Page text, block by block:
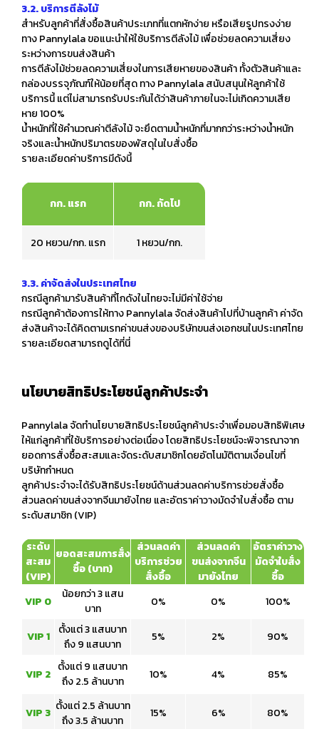
3.2. บริการตีลังไม้
สำหรับลูกค้าที่สั่งซื้อสินค้าประเภทที่แตกหักง่าย หรือเสียรูปทรงง่าย
ทาง Pannylala ขอแนะนำให้ใช้บริการตีลังไม้ เพื่อช่วยลดความเสี่ยง
ระหว่างการขนส่งสินค้า
การตีลังไม้ช่วยลดความเสี่ยงในการเสียหายของสินค้า ทั้งตัวสินค้าและ
กล่องบรรจุภัณฑ์ให้น้อยที่สุด ทาง Pannylala สนับสนุนให้ลูกค้าใช้
บริการนี้ แต่ไม่สามารถรับประกันได้ว่าสินค้าภายในจะไม่เกิดความเสีย
หาย 100%
น้ำหนักที่ใช้คำนวณค่าตีลังไม้ จะยึดตามน้ำหนักที่มากกว่าระหว่างน้ำหนัก
จริงและน้ำหนักปริมาตรของพัสดุในใบสั่งซื้อ
รายละเอียดค่าบริการมีดังนี้
กก. แรก กก. ถัดไป
20 หยวน/กก. แรก 1 หยวน/กก.
3.3. ค่าจัดส่งในประเทศไทย
กรณีลูกค้ามารับสินค้าที่โกดังในไทยจะไม่มีค่าใช้จ่าย
กรณีลูกค้าต้องการให้ทาง Pannylala จัดส่งสินค้าไปที่บ้านลูกค้า ค่าจัด
ส่งสินค้าจะได้คิดตามเรทค่าขนส่งของบริษัทขนส่งเอกชนในประเทศไทย
รายละเอียดสามารถดูได้ที่นี่
นโยบายสิทธิประโยชน์ลูกค้าประจำ
Pannylala จัดทำนโยบายสิทธิประโยชน์ลูกค้าประจำเพื่อมอบสิทธิพิเศษ
ให้แก่ลูกค้าที่ใช้บริการอย่างต่อเนื่อง โดยสิทธิประโยชน์จะพิจารณาจาก
ยอดการสั่งซื้อสะสมและจัดระดับสมาชิกโดยอัตโนมัติตามเงื่อนไขที่
บริษัทกำหนด
ลูกค้าประจำจะได้รับสิทธิประโยชน์ด้านส่วนลดค่าบริการช่วยสั่งซื้อ
ส่วนลดค่าขนส่งจากจีนมายังไทย และอัตราค่าวางมัดจำใบสั่งซื้อ ตาม
ระดับสมาชิก (VIP)
ระดับ
สะสม
(VIP)
ยอดสะสมการสั่ง
ซื้อ (บาท)
ส่วนลดค่า
บริการช่วย
สั่งซื้อ
ส่วนลดค่า
ขนส่งจากจีน
มายังไทย
อัตราค่าวาง
มัดจำใบสั่ง
ซื้อ
VIP 0
น้อยกว่า 3 แสน
บาท
0% 0% 100%
VIP 1
ตั้งแต่ 3 แสนบาท
ถึง 9 แสนบาท
5% 2% 90%
VIP 2
ตั้งแต่ 9 แสนบาท
ถึง 2.5 ล้านบาท
10% 4% 85%
VIP 3 ตั้งแต่ 2.5 ล้านบาท
ถึง 3.5 ล้านบาท
15% 6% 80%